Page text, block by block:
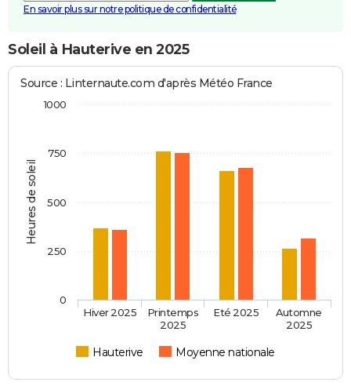
En savoir plus sur notre politique de confidentialité
Soleil à Hauterive en 2025
Heures de soleil
Source : Linternaute.com d'après Météo France
Hauterive Moyenne nationale
Hiver 2025
Printemps
2025
Eté 2025
Automne
2025
0
1000
250
500
750